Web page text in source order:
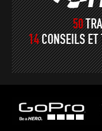
50
14CONSEILS ET